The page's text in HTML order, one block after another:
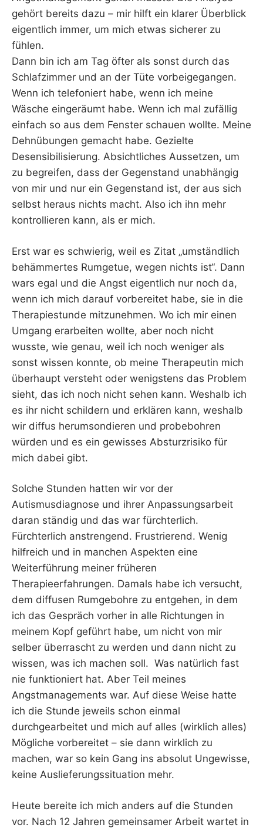
gehört bereits dazu – mir hilft ein klarer Überblick
eigentlich immer, um mich etwas sicherer zu
fühlen.
Dann bin ich am Tag öfter als sonst durch das
Schlafzimmer und an der Tüte vorbeigegangen.
Wenn ich telefoniert habe, wenn ich meine
Wäsche eingeräumt habe. Wenn ich mal zufällig
einfach so aus dem Fenster schauen wollte. Meine
Dehnübungen gemacht habe. Gezielte
Desensibilisierung. Absichtliches Aussetzen, um
zu begreifen, dass der Gegenstand unabhängig
von mir und nur ein Gegenstand ist, der aus sich
selbst heraus nichts macht. Also ich ihn mehr
kontrollieren kann, als er mich.
Erst war es schwierig, weil es Zitat „umständlich
behämmertes Rumgetue, wegen nichts ist“. Dann
wars egal und die Angst eigentlich nur noch da,
wenn ich mich darauf vorbereitet habe, sie in die
Therapiestunde mitzunehmen. Wo ich mir einen
Umgang erarbeiten wollte, aber noch nicht
wusste, wie genau, weil ich noch weniger als
sonst wissen konnte, ob meine Therapeutin mich
überhaupt versteht oder wenigstens das Problem
sieht, das ich noch nicht sehen kann. Weshalb ich
es ihr nicht schildern und erklären kann, weshalb
wir diffus herumsondieren und probebohren
würden und es ein gewisses Absturzrisiko für
mich dabei gibt.
Solche Stunden hatten wir vor der
Autismusdiagnose und ihrer Anpassungsarbeit
daran ständig und das war fürchterlich.
Fürchterlich anstrengend. Frustrierend. Wenig
hilfreich und in manchen Aspekten eine
Weiterführung meiner früheren
Therapieerfahrungen. Damals habe ich versucht,
dem diffusen Rumgebohre zu entgehen, in dem
ich das Gespräch vorher in alle Richtungen in
meinem Kopf geführt habe, um nicht von mir
selber überrascht zu werden und dann nicht zu
wissen, was ich machen soll. Was natürlich fast
nie funktioniert hat. Aber Teil meines
Angstmanagements war. Auf diese Weise hatte
ich die Stunde jeweils schon einmal
durchgearbeitet und mich auf alles (wirklich alles)
Mögliche vorbereitet – sie dann wirklich zu
machen, war so kein Gang ins absolut Ungewisse,
keine Auslieferungssituation mehr.
Heute bereite ich mich anders auf die Stunden
vor. Nach 12 Jahren gemeinsamer Arbeit wartet in